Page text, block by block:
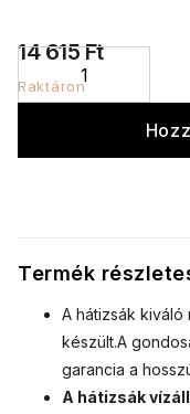
14 615 Ft
Raktáron
Termék
A hátizsák kiváló
készült.A
garancia a
A hátizsák